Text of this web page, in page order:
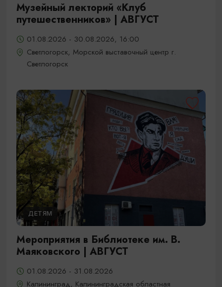
Музейный лекторий «Клуб
путешественников» | АВГУСТ
01.08.2026 - 30.08.2026, 16:00
Светлогорск, Морской выставочный центр г.
Светлогорск
ДЕТЯМ
Мероприятия в Библиотеке им. В.
Маяковского | АВГУСТ
01.08.2026 - 31.08.2026
Калининград, Калининградская областная